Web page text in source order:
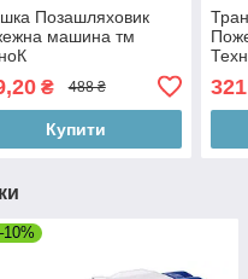
Позашляховик
машина тм
₴ 488 ₴
Купити